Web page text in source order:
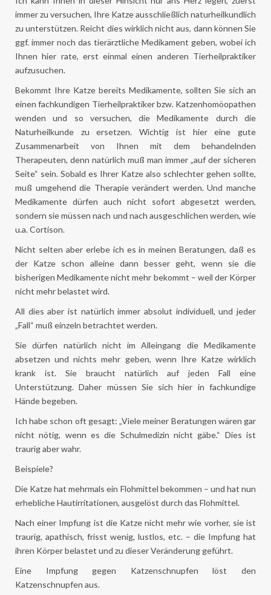
immer zu versuchen, Ihre Katze ausschließlich naturheilkundlich
zu unterstützen. Reicht dies wirklich nicht aus, dann können Sie
ggf. immer noch das tierärztliche Medikament geben, wobei ich
Ihnen hier rate, erst einmal einen anderen Tierheilpraktiker
aufzusuchen.
Bekommt Ihre Katze bereits Medikamente, sollten Sie sich an
einen fachkundigen Tierheilpraktiker bzw. Katzenhomöopathen
wenden und so versuchen, die Medikamente durch die
Naturheilkunde zu ersetzen. Wichtig ist hier eine gute
Zusammenarbeit von Ihnen mit dem behandelnden
Therapeuten, denn natürlich muß man immer „auf der sicheren
Seite“ sein. Sobald es Ihrer Katze also schlechter gehen sollte,
muß umgehend die Therapie verändert werden. Und manche
Medikamente dürfen auch nicht sofort abgesetzt werden,
sondern sie müssen nach und nach ausgeschlichen werden, wie
u.a. Cortison.
Nicht selten aber erlebe ich es in meinen Beratungen, daß es
der Katze schon alleine dann besser geht, wenn sie die
bisherigen Medikamente nicht mehr bekommt – weil der Körper
nicht mehr belastet wird.
All dies aber ist natürlich immer absolut individuell, und jeder
„Fall“ muß einzeln betrachtet werden.
Sie dürfen natürlich nicht im Alleingang die Medikamente
absetzen und nichts mehr geben, wenn Ihre Katze wirklich
krank ist. Sie braucht natürlich auf jeden Fall eine
Unterstützung. Daher müssen Sie sich hier in fachkundige
Hände begeben.
Ich habe schon oft gesagt: „Viele meiner Beratungen wären gar
nicht nötig, wenn es die Schulmedizin nicht gäbe.“ Dies ist
traurig aber wahr.
Beispiele?
Die Katze hat mehrmals ein Flohmittel bekommen – und hat nun
erhebliche Hautirritationen, ausgelöst durch das Flohmittel.
Nach einer Impfung ist die Katze nicht mehr wie vorher, sie ist
traurig, apathisch, frisst wenig, lustlos, etc. – die Impfung hat
ihren Körper belastet und zu dieser Veränderung geführt.
Eine Impfung gegen Katzenschnupfen löst den
Katzenschnupfen aus.